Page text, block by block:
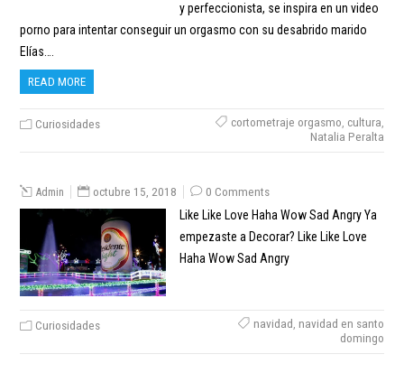
y perfeccionista, se inspira en un video
porno para intentar conseguir un orgasmo con su desabrido marido
Elías….
READ MORE
Curiosidades cortometraje orgasmo, cultura,
Natalia Peralta
Admin octubre 15, 2018 0 Comments
Like Like Love Haha Wow Sad Angry Ya
empezaste a Decorar? Like Like Love
Haha Wow Sad Angry
Curiosidades navidad navidad en santo
domingo